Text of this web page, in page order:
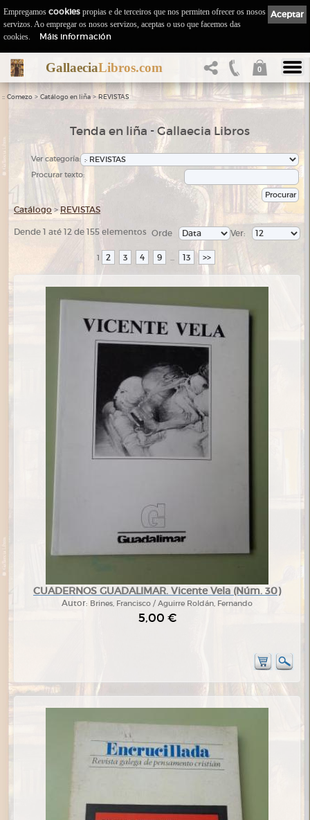
GallaeciaLibros.com 0
:: Comezo > Catálogo en liña > REVISTAS
Tenda en liña - Gallaecia Libros
Ver categoría:
Procurar texto:
Catálogo >REVISTAS
Dende 1 até 12 de 155 elementos Ver:
Orde
1 2 3 4 9 ... 13 >>
CUADERNOS GUADALIMAR. Vicente Vela (Núm. 30)
Autor: Brines, Francisco / Aguirre Roldán, Fernando
5,00 €
Aceptar
Empregamos cookies propias e de terceiros que nos permiten ofrecer os nosos
servizos. Ao empregar os nosos servizos, aceptas o uso que facemos das
cookies.
Máis información